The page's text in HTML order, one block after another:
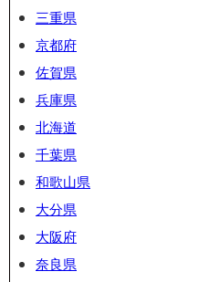
三重県
京都府
佐賀県
兵庫県
北海道
千葉県
和歌山県
大分県
大阪府
奈良県